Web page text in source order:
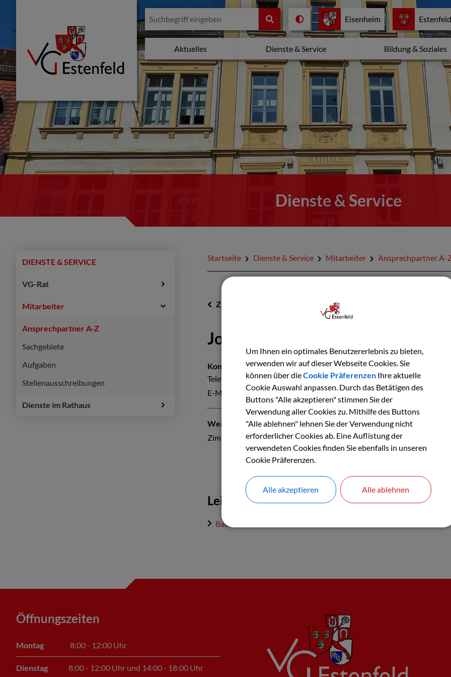
Aktuelles Dienste & Service Bildung & Soziales
Eisenheim Estenfeld
Dienste & Service
DIENSTE & SERVICE
VG-Rat
Mitarbeiter
Ansprechpartner A-Z
Sachgebiete
Aufgaben
Stellenausschreibungen
Dienste im Rathaus
Startseite Dienste & Service Mitarbeiter Ansprechpartner A-
ZURÜCK
Johannes Keller
Kontaktdaten:
Telefon:
09305 888-56
E-Mail:
j.keller@vgem-estenfeld.bayern.de
Weitere Informationen:
Zimmer:
Bauamt
Leiter
Bauamt
Öffnungszeiten
Montag 8:00 - 12:00 Uhr
Dienstag 8:00 - 12:00 Uhr und 14:00 - 18:00 Uhr
Um Ihnen ein optimales Benutzererlebnis zu bieten,
verwenden wir auf dieser Webseite Cookies. Sie
können über dieCookie PräferenzenIhre aktuelle
Cookie Auswahl anpassen. Durch das Betätigen des
Buttons "Alle akzeptieren" stimmen Sie der
Verwendung aller Cookies zu. Mithilfe des Buttons
"Alle ablehnen" lehnen Sie der Verwendung nicht
erforderlicher Cookies ab. Eine Auflistung der
verwendeten Cookies finden Sie ebenfalls in unseren
Cookie Präferenzen.
Alle akzeptieren Alle ablehnen